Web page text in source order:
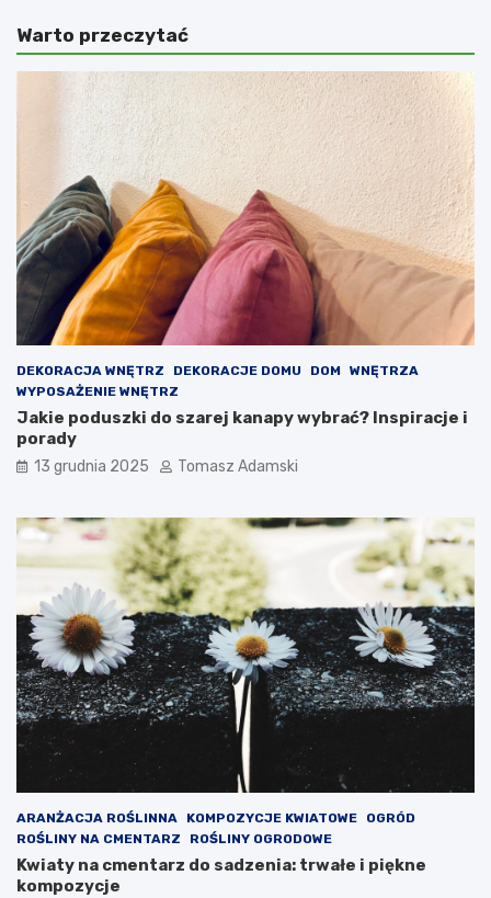
Warto przeczytać
DEKORACJA WNĘTRZ DEKORACJE DOMU DOM
WNĘTRZA
WYPOSAŻENIE WNĘTRZ
Jakie poduszki do szarej kanapy wybrać? Inspiracje i
porady
13 grudnia 2025 Tomasz Adamski
ARANŻACJA ROŚLINNA KOMPOZYCJE KWIATOWE
OGRÓD
ROŚLINY NA CMENTARZ
ROŚLINY OGRODOWE
Kwiaty na cmentarz do sadzenia: trwałe i piękne
kompozycje